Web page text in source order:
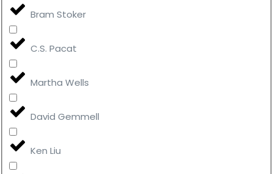
Bram Stoker
C.S. Pacat
Martha Wells
David Gemmell
Ken Liu